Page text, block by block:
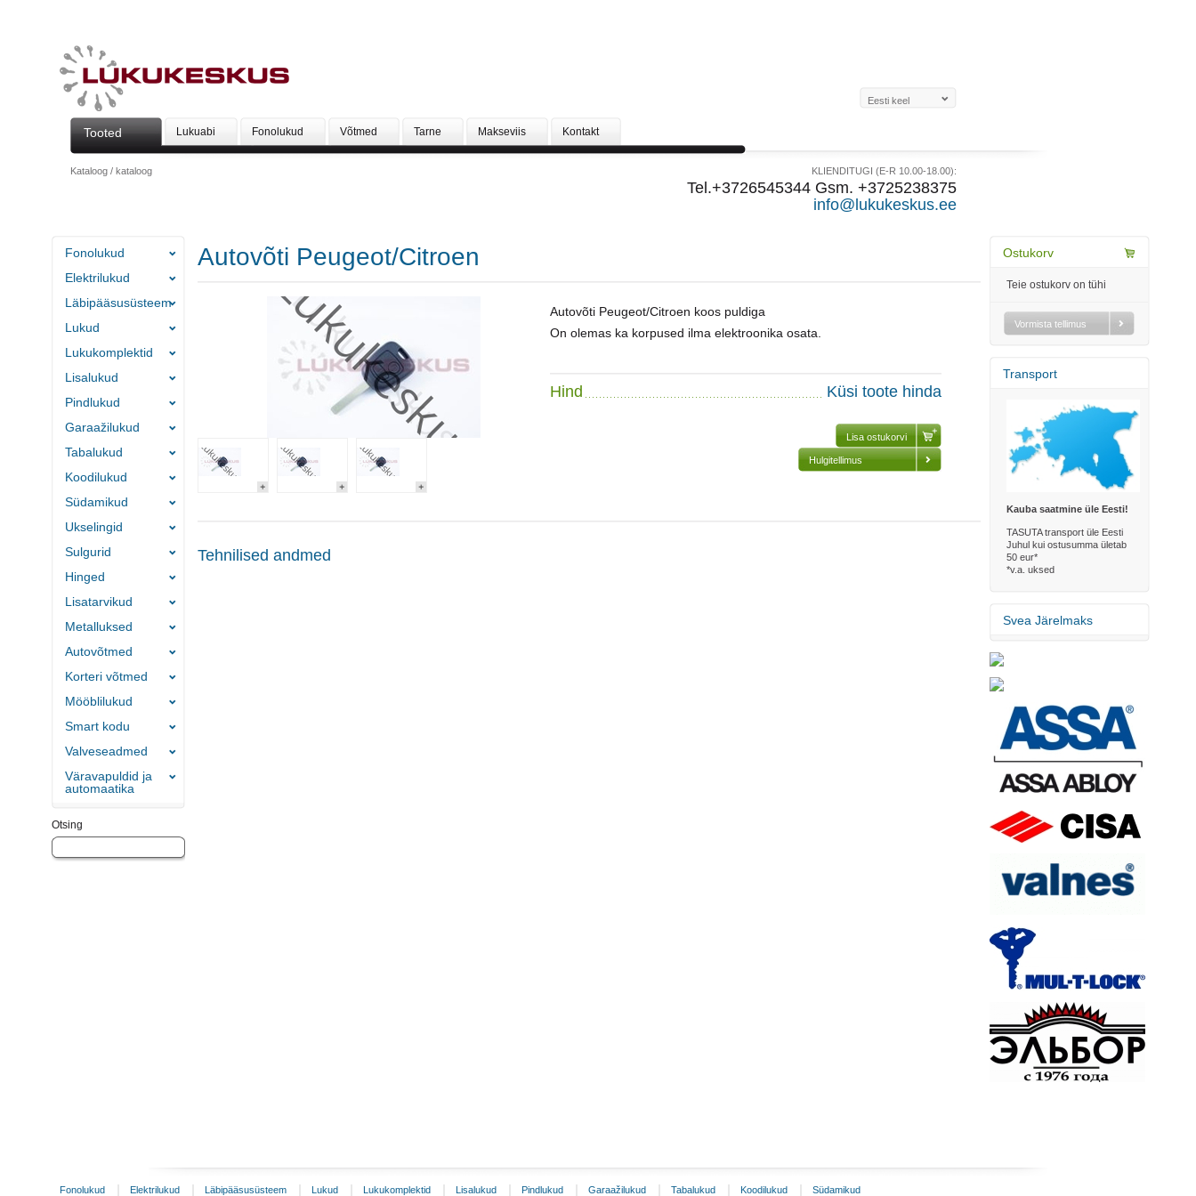
Tooted Lukuabi Fonolukud Võtmed Tarne Makseviis Kontakt
KLIENDITUGI (E-R 10.00-18.00):
Tel.+3726545344 Gsm. +3725238375
info@lukukeskus.ee
Kataloog /kataloog
Autovõti Peugeot/Citroen
Autovõti Peugeot/Citroen koos puldiga
On olemas ka korpused ilma elektroonika osata.
Küsi toote hinda
Hind
Hulgitellimus
Tehnilised andmed
Fonolukud
Elektrilukud
Läbipääsusüsteem
Lukud
Lukukomplektid
Lisalukud
Pindlukud
Garaažilukud
Tabalukud
Koodilukud
Südamikud
Ukselingid
Sulgurid
Hinged
Lisatarvikud
Metalluksed
Autovõtmed
Korteri võtmed
Mööblilukud
Smart kodu
Valveseadmed
Väravapuldid ja
automaatika
Otsing
Ostukorv
Teie ostukorv on tühi
Vormista tellimus
Transport
Kauba saatmine üle Eesti!
TASUTA transport üle Eesti
Juhul kui ostusumma ületab
50 eur*
*v.a. uksed
Svea Järelmaks
Fonolukud Elektrilukud Läbipääsusüsteem Lukud Lukukomplektid Lisalukud Pindlukud Garaažilukud Tabalukud Koodilukud Südamikud